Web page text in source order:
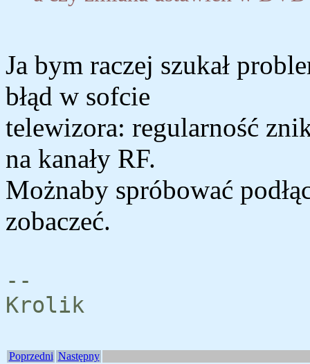
Ja bym raczej szukał
błąd w sofcie
telewizora: regularność
na kanały RF.
Możnaby spróbować
zobaczeć.
--
Krolik
Poprzedni Następny